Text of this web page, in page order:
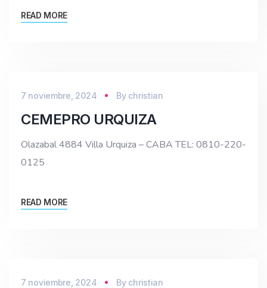
READ MORE
7 noviembre, 2024 By christian
CEMEPRO URQUIZA
Olazabal 4884 Villa Urquiza – CABA TEL: 0810-220-
0125
READ MORE
7 noviembre, 2024 By christian